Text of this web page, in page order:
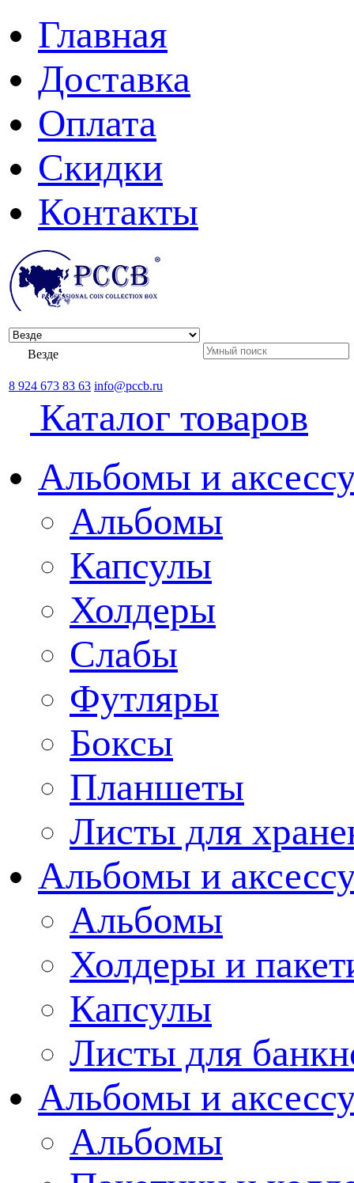
Главная
Доставка
Оплата
Скидки
Контакты
Везде
8 924 673 83 63 info@pccb.ru
Каталог товаров
Альбомы и
Альбомы
Капсулы
Холдеры
Слабы
Футляры
Боксы
Планшеты
Листы для
Альбомы и
Альбомы
Холдеры и
Капсулы
Листы для
Альбомы и
Альбомы